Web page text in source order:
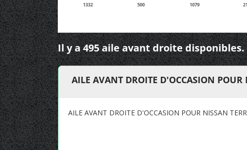
1332 500 1079
Il y a 495 aile avant droite disponibles.
AILE AVANT DROITE D'OCCASION
AILE AVANT DROITE D'OCCASION POUR NISSAN